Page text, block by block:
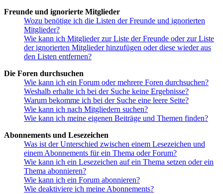
Freunde und ignorierte Mitglieder
Wozu benötige ich die Listen der Freunde und ignorierten
Mitglieder?
Wie kann ich Mitglieder zur Liste der Freunde oder zur Liste
der ignorierten Mitglieder hinzufügen oder diese wieder aus
den Listen entfernen?
Die Foren durchsuchen
Wie kann ich ein Forum oder mehrere Foren durchsuchen?
Weshalb erhalte ich bei der Suche keine Ergebnisse?
Warum bekomme ich bei der Suche eine leere Seite?
Wie kann ich nach Mitgliedern suchen?
Wie kann ich meine eigenen Beiträge und Themen finden?
Abonnements und Lesezeichen
Was ist der Unterschied zwischen einem Lesezeichen und
einem Abonnements für ein Thema oder Forum?
Wie kann ich ein Lesezeichen auf ein Thema setzen oder ein
Thema abonnieren?
Wie kann ich ein Forum abonnieren?
Wie deaktiviere ich meine Abonnements?